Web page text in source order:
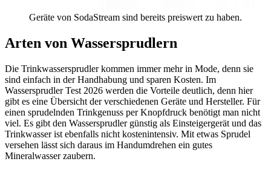
Geräte von SodaStream sind bereits preiswert zu haben.
Arten von Wassersprudlern
Die Trinkwassersprudler kommen immer mehr in Mode, denn sie
sind einfach in der Handhabung und sparen Kosten. Im
Wassersprudler Test 2026 werden die Vorteile deutlich, denn hier
gibt es eine Übersicht der verschiedenen Geräte und Hersteller. Für
einen sprudelnden Trinkgenuss per Knopfdruck benötigt man nicht
viel. Es gibt den Wassersprudler günstig als Einsteigergerät und das
Trinkwasser ist ebenfalls nicht kostenintensiv. Mit etwas Sprudel
versehen lässt sich daraus im Handumdrehen ein gutes
Mineralwasser zaubern.